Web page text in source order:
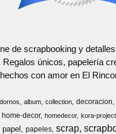
de scrapbooking y
Regalos únicos, papelería
hechos con amor en El
album collection decoracion
home-decor homedecor kora-
papel papeles scrap